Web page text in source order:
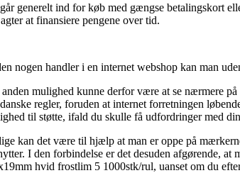
generelt ind for køb med gængse betalingskort
at finansiere pengene over tid.
nogen handler i en internet webshop kan man
mulighed kunne derfor være at se nærmere
regler, foruden at internet forretningen
til støtte, ifald du skulle få udfordringer med
kan det være til hjælp at man er oppe på
I den forbindelse er det desuden afgørende,
hvid frostlim 5 1000stk/rul, uanset om du